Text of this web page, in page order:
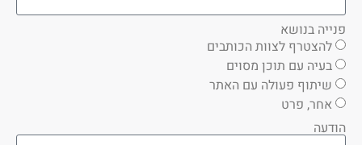
פנייה בנושא
להצטרף לצוות הכותבים
בעיה עם תוכן מסוים
שיתוף פעולה עם האתר
אחר, פרט
הודעה